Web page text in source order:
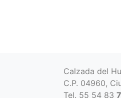
Calzada del
C.P. 04960,
Tel. 55 54 83